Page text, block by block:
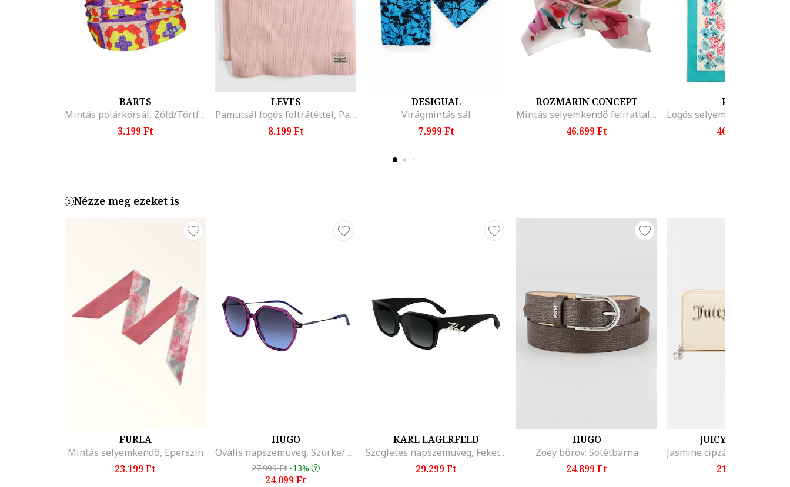
BARTS
Mintás polárkörsál, Zöld/Törtfehér/Rózsaszín
3.199 Ft
LEVI'S
Pamutsál logós foltrátéttel, Pasztellrózsaszín
8.199 Ft
DESIGUAL
Virágmintás sál
7.999 Ft
ROZMARIN CONCEPT
Mintás selyemkendő felirattal, Korallszín/Olívazöld/Púderrózsaszín
46.699 Ft
PINKO
40.799 Ft
Nézze meg ezeket is
FURLA
Mintás selyemkendő, Eperszín
23.199 Ft
HUGO
Ovális napszemüveg, Szürke/Lila
27.999 Ft -13%
24.099 Ft
KARL LAGERFELD
Szögletes napszemüveg, Fekete, Krémszín, 63-14-140, Fekete/Krémszín
29.299 Ft
HUGO
Zoey bőröv, Sötétbarna
24.899 Ft
JUICY COUTURE
21.999 Ft